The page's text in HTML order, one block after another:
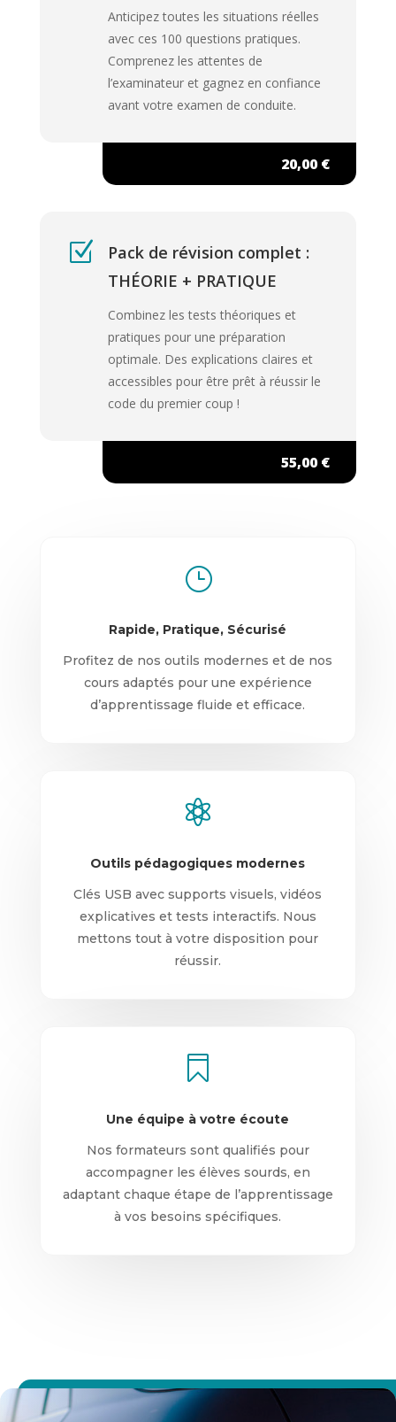
Anticipez toutes les situations réelles
avec ces 100 questions pratiques.
Comprenez les attentes de
l’examinateur et gagnez en confiance
avant votre examen de conduite.
20,00 €
Z
Pack de révision complet :
THÉORIE + PRATIQUE
Combinez les tests théoriques et
pratiques pour une préparation
optimale. Des explications claires et
accessibles pour être prêt à réussir le
code du premier coup !
55,00 €
}
Rapide, Pratique, Sécurisé
Profitez de nos outils modernes et de nos
cours adaptés pour une expérience
d’apprentissage fluide et efficace.

Outils pédagogiques modernes
Clés USB avec supports visuels, vidéos
explicatives et tests interactifs. Nous
mettons tout à votre disposition pour
réussir.

Une équipe à votre écoute
Nos formateurs sont qualifiés pour
accompagner les élèves sourds, en
adaptant chaque étape de l’apprentissage
à vos besoins spécifiques.